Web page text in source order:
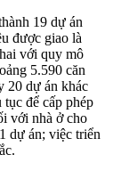
19 dự án
được giao là
với quy mô
5.590 căn
20 dự án khác
để cấp phép
với nhà ở cho
dự án; việc triển